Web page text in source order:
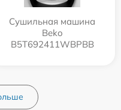
Сушильная машина
Beko
B5T692411WBPBB